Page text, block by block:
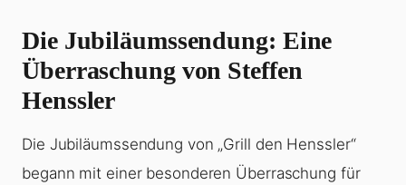
Die Jubiläumssendung: Eine
Überraschung von Steffen
Henssler
Die Jubiläumssendung von „Grill den Henssler“
begann mit einer besonderen Überraschung für